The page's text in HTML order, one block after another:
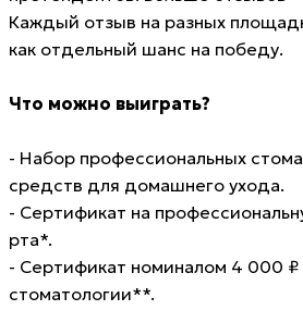
Каждый отзыв на разных
как отдельный шанс на победу.
Что можно выиграть?
- Набор профессиональных
средств для домашнего ухода.
- Сертификат на
рта*.
- Сертификат номиналом 4 000 ₽
стоматологии**.